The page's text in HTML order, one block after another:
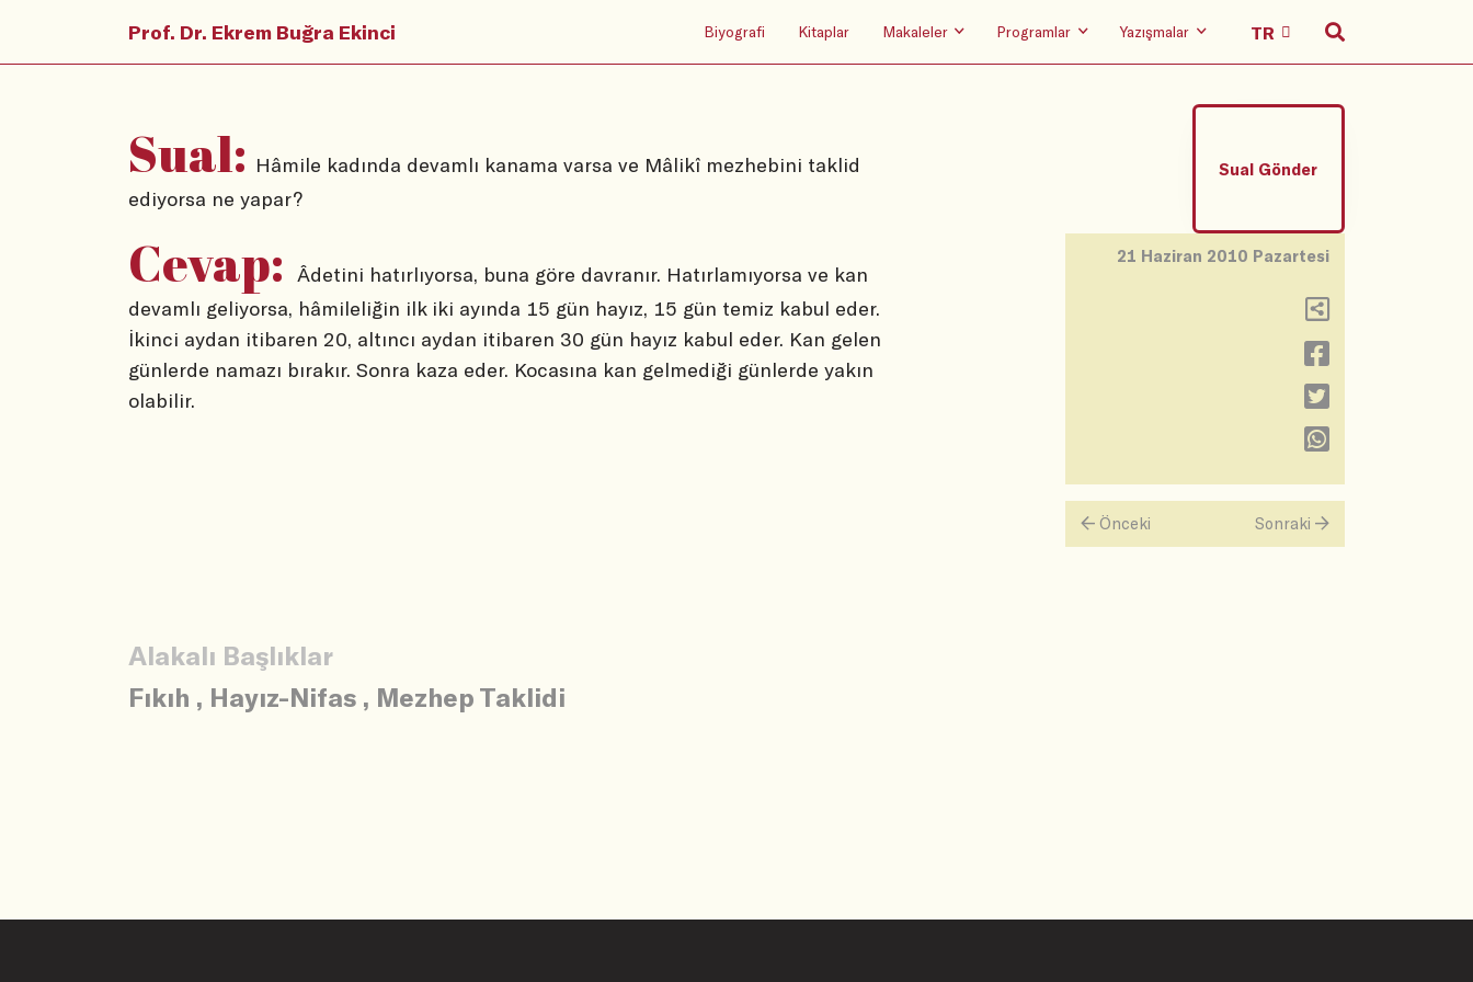
Prof. Dr. Ekrem Buğra Ekinci Biyografi Kitaplar Makaleler Programlar Yazışmalar
Sual: Hâmile kadında devamlı kanama varsa ve Mâlikî mezhebini taklid
ediyorsa ne yapar?
Sual Gönder
Cevap:
Âdetini hatırlıyorsa, buna göre davranır. Hatırlamıyorsa ve kan
devamlı geliyorsa, hâmileliğin ilk iki ayında 15 gün hayız, 15 gün temiz kabul eder.
İkinci aydan itibaren 20, altıncı aydan itibaren 30 gün hayız kabul eder. Kan gelen
günlerde namazı bırakır. Sonra kaza eder. Kocasına kan gelmediği günlerde yakın
olabilir.
21 Haziran 2010 Pazartesi
Önceki Sonraki
Alakalı Başlıklar
Fıkıh , Hayız-Nifas , Mezhep Taklidi